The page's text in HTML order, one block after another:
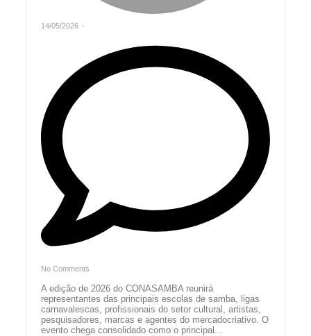
14/05/2026 -
No Comments
A edição de 2026 do CONASAMBA reunirá
representantes das principais escolas de samba, ligas
carnavalescas, profissionais do setor cultural, artistas,
pesquisadores, marcas e agentes do mercadocriativo. O
evento chega consolidado como o principal...